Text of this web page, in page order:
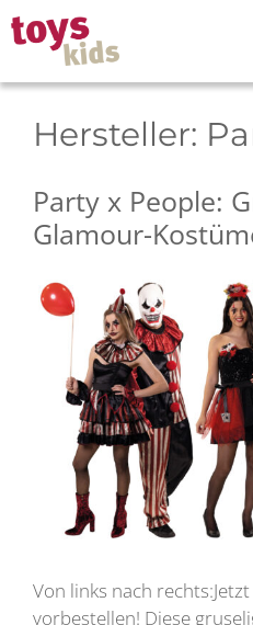
Zum
Inhalt
springen
Hersteller:
Party x People:
Glamour-
Von links nach
vorbestellen! Diese